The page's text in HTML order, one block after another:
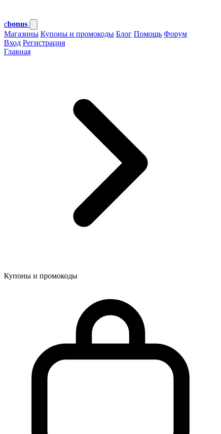
cbonus
Магазины Купоны и промокоды Блог Помощь Форум
Вход Регистрация
Главная
Купоны и промокоды